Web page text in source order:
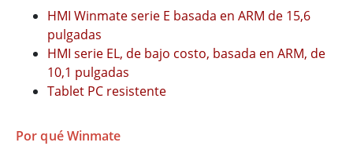
HMI Winmate serie E basada en ARM de 15,6
pulgadas
HMI serie EL, de bajo costo, basada en ARM, de
10,1 pulgadas
Tablet PC resistente
Por qué Winmate